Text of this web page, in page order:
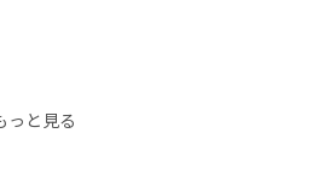
っと見る